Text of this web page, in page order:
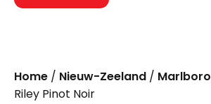
Home / Nieuw-Zeeland /
Riley Pinot Noir